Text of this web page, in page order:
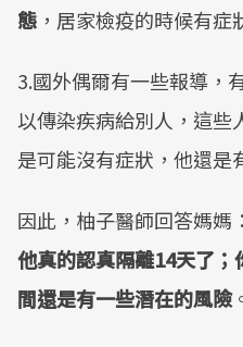
態 ，居家檢疫的時候有症
3.國外偶爾有一些報導，
以傳染疾病給別人，這些
是可能沒有症狀，他還是
因此，柚子醫師回答媽媽：
他真的認真隔離14天了
間還是有一些潛在的風險